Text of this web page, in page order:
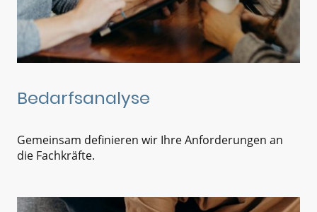
Bedarfsanalyse
Gemeinsam definieren wir Ihre Anforderungen an
die Fachkräfte.